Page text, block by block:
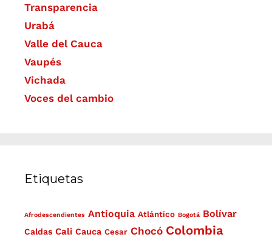
Transparencia
Urabá
Valle del Cauca
Vaupés
Vichada
Voces del cambio
Etiquetas
Afrodescendientes Antioquia Atlántico Bogotá Bolívar
Caldas Cali Cauca Cesar Chocó Colombia